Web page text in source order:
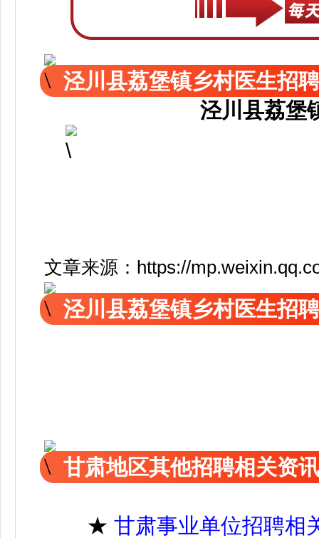
泾川县荔堡镇乡村医生招
泾川县荔堡
文章来源：https://
泾川县荔堡镇乡村医生招
甘肃地区其他招聘相关资
★ 甘肃事业单位招聘相